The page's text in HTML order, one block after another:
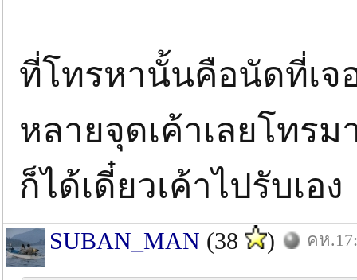
ที่โทรหานั้นคือนัดที่เจ
หลายจุดเค้าเลยโทร
ก็ได้เดี๋ยวเค้าไปรับเอง
SUBAN_MAN (38 ) คห